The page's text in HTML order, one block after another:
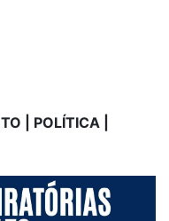
| POLÍTICA |